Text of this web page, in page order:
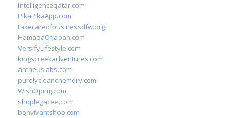
intelligenceqatar.com
PikaPikaApp.com
takecareofbusinessdfw.org
HamadaOfJapan.com
VersifyLifestyle.com
kingscreekadventures.com
antaeuslabs.com
purelycleanchemdry.com
WishOping.com
shoplegacee.com
bonvivantshop.com